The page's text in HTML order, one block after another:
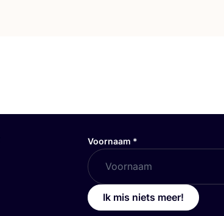
Voornaam *
Ik mis niets meer!